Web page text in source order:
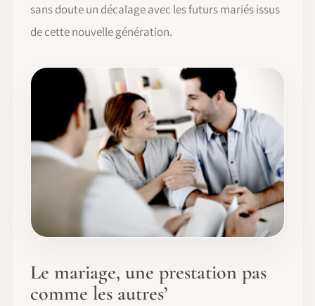
sans doute un décalage avec les futurs mariés issus
de cette nouvelle génération.
Le mariage, une prestation pas
comme les autres’